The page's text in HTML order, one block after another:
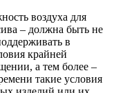
воздуха для
– должна быть не
в
крайней
а тем более –
такие условия